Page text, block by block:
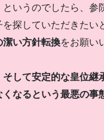
いうのでしたら、参
探していただきたい
潔い方針転換をお願い
そして安定的な皇位継
くなるという最悪の事